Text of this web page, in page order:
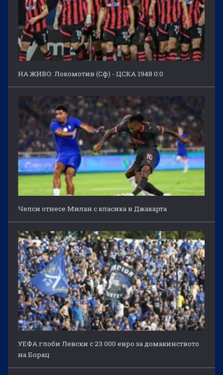
НА ЖИВО: Локомотив (Сф) - ЦСКА 1948 0:0
Челси отнесе Милан с класика в Джакарта
УЕФА глоби Левски с 23 000 евро за домакинството
на Борац